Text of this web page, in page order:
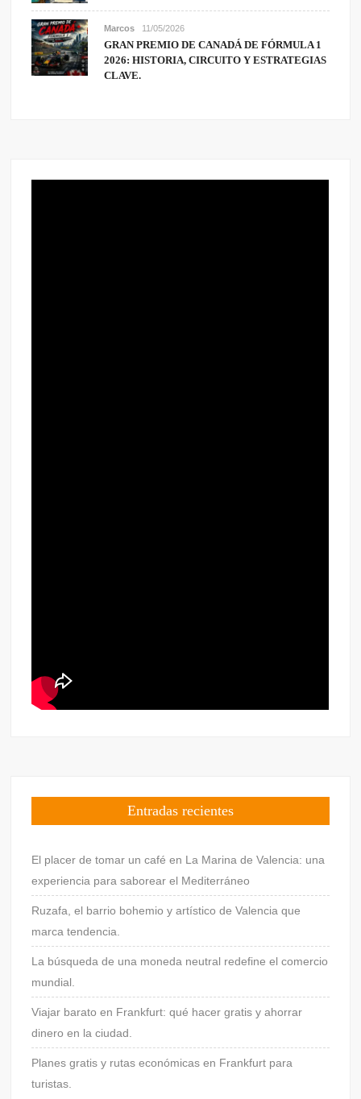
Marcos 11/05/2026
GRAN PREMIO DE CANADÁ DE FÓRMULA 1
2026: HISTORIA, CIRCUITO Y ESTRATEGIAS
CLAVE.
Entradas recientes
El placer de tomar un café en La Marina de Valencia: una
experiencia para saborear el Mediterráneo
Ruzafa, el barrio bohemio y artístico de Valencia que
marca tendencia.
La búsqueda de una moneda neutral redefine el comercio
mundial.
Viajar barato en Frankfurt: qué hacer gratis y ahorrar
dinero en la ciudad.
Planes gratis y rutas económicas en Frankfurt para
turistas.